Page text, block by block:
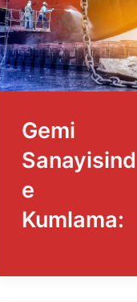
Gemi
Sanayisind
e
Kumlama: